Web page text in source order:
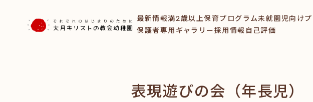
最新情報満2歳以上保育プログラム未就園児向け
保護者専用ギャラリー採用情報 自己評価
表現遊びの会（年長児）